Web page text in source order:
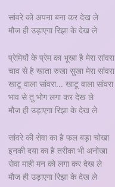
सांवरे को अपना बना कर देख ले
मौज ही उड़ाएगा रिझा के देख ले
प्रेमियों के प्रेम का भूखा है मेरा सांवरा
चाव से है खाता रुखा सुखा मेरा सांवरा
खाटू वाला सांवरा... खाटू वाला सांवरा
भाव से तु भोग लगा कर देख ले
मौज ही उड़ाएगा रिझा के देख ले
सांवरे की सेवा का है फल बड़ा चोखा
इनकी दया का है तरीका भी अनोखा
सेवा माही मन को लगा कर देख ले
मौज ही उड़ाएगा रिझा के देख ले